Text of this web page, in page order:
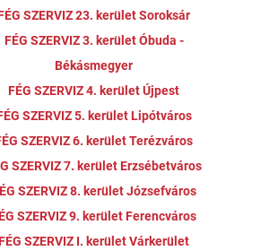
SZERVIZ 23. kerület Soroksár
FÉG SZERVIZ 3. kerület Óbuda -
Békásmegyer
FÉG SZERVIZ 4. kerület Újpest
SZERVIZ 5. kerület Lipótváros
SZERVIZ 6. kerület Terézváros
SZERVIZ 7. kerület Erzsébetváros
SZERVIZ 8. kerület Józsefváros
SZERVIZ 9. kerület Ferencváros
SZERVIZ I. kerület Várkerület